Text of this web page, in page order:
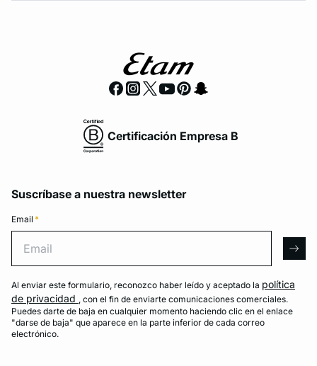
Certificación Empresa B
Suscríbase a nuestra newsletter
Email *
Al enviar este formulario, reconozco haber leído y aceptado la política
de privacidad , con el fin de enviarte comunicaciones comerciales.
Puedes darte de baja en cualquier momento haciendo clic en el enlace
"darse de baja" que aparece en la parte inferior de cada correo
electrónico.